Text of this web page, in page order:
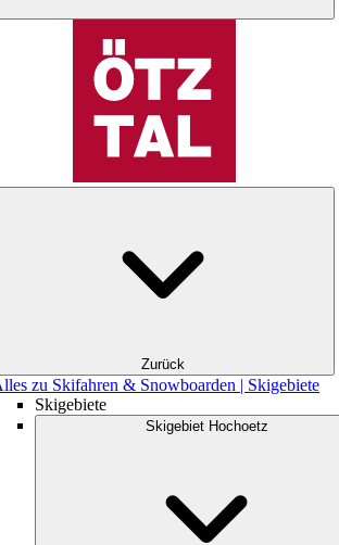
Zurück
zu Skifahren & Snowboarden | Skigebiete
Skigebiete
Skigebiet Hochoetz